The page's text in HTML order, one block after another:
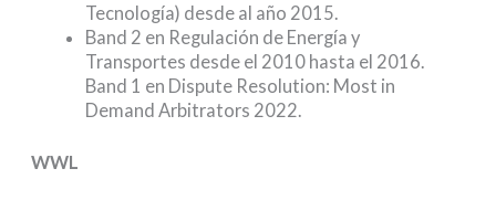
Tecnología) desde al año 2015.
Band 2 en Regulación de Energía y
Transportes desde el 2010 hasta el 2016.
Band 1 en Dispute Resolution: Most in
Demand Arbitrators 2022.
WWL